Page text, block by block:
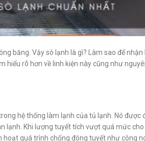
băng. Vậy sò lạnh là gì? Làm sao để
hiểu rõ hơn về linh kiện này cũng như
hệ thống làm lạnh của tủ lạnh. Nó được
Khi lượng tuyết tích vượt quá mức cho
quá trình chống đóng tuyết như công